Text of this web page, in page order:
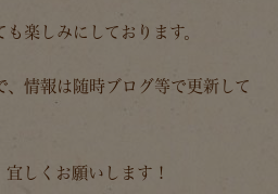
楽しみにしております。
、情報は随時ブログ等で更新して
しくお願いします！